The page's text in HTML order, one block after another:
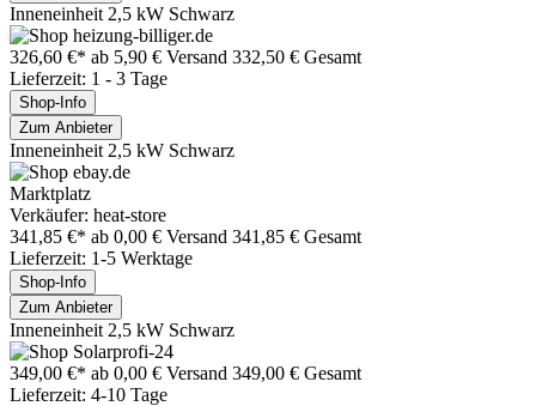
Inneneinheit 2,5 kW Schwarz
326,60 €* ab 5,90 € Versand 332,50 € Gesamt
Lieferzeit: 1 - 3 Tage
Shop-Info
Zum Anbieter
Inneneinheit 2,5 kW Schwarz
Marktplatz
Verkäufer: heat-store
341,85 €* ab 0,00 € Versand 341,85 € Gesamt
Lieferzeit: 1-5 Werktage
Shop-Info
Zum Anbieter
Inneneinheit 2,5 kW Schwarz
349,00 €* ab 0,00 € Versand 349,00 € Gesamt
Lieferzeit: 4-10 Tage